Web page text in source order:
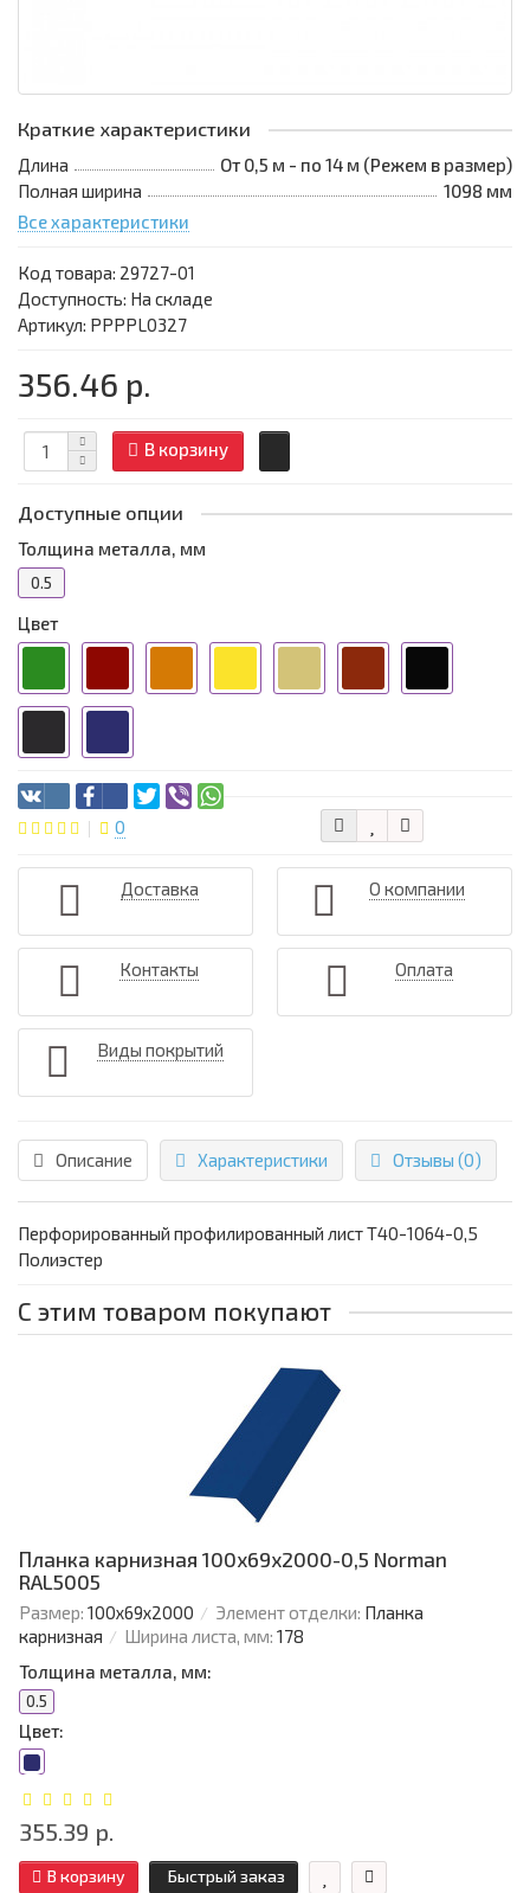
Краткие характеристики
Длина
От 0,5 м - по 14 м (Режем в размер)
Полная ширина
1098 мм
Все характеристики
Код товара: 29727-01
Доступность: На складе
Артикул: PPPPL0327
356.46 р.
В корзину
Доступные опции
Толщина металла, мм
0.5
Цвет
0
Доставка О компании
Контакты Оплата
Виды покрытий
Описание Характеристики Отзывы (0)
Перфорированный профилированный лист Т40-1064-0,5
Полиэстер
С этим товаром покупают
Планка карнизная 100х69х2000-0,5 Norman
RAL5005
Размер: 100х69х2000 Элемент отделки: Планка
карнизная
Ширина листа, мм: 178
Толщина металла, мм:
0.5
Цвет:
355.39 р.
В корзину Быстрый заказ